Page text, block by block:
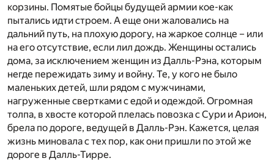
корзины. Помятые бойцы будущей армии кое-как
пытались идти строем. А еще они жаловались на
дальний путь, на плохую дорогу, на жаркое солнце – или
на его отсутствие, если лил дождь. Женщины остались
дома, за исключением женщин из Далль-Рэна, которым
негде пережидать зиму и войну. Те, у кого не было
маленьких детей, шли рядом с мужчинами,
нагруженные свертками с едой и одеждой. Огромная
толпа, в хвосте которой плелась повозка с Сури и Арион,
брела по дороге, ведущей в Далль-Рэн. Кажется, целая
жизнь миновала с тех пор, как они пришли по этой же
дороге в Далль-Тирре.